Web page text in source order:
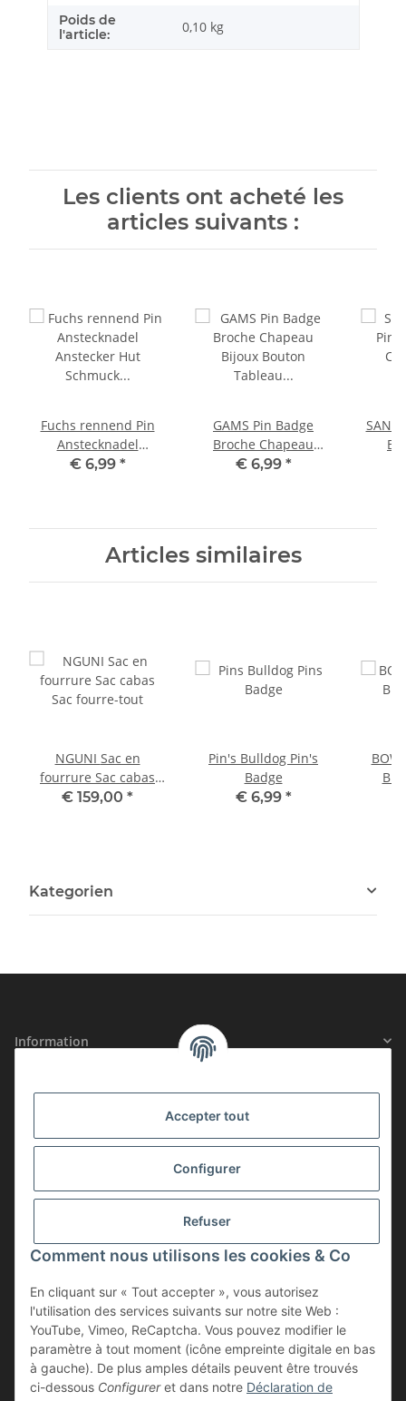
Accepter tout
Configurer
Refuser
Comment nous utilisons les cookies & Co
En cliquant sur « Tout accepter », vous autorisez
l'utilisation des services suivants sur notre site Web :
YouTube, Vimeo, ReCaptcha. Vous pouvez modifier le
paramètre à tout moment (icône empreinte digitale en bas
à gauche). De plus amples détails peuvent être trouvés
ci-dessous Configureret dans notre Déclaration de
Poids de
l'article:
0,10 kg
Les clients ont acheté les
articles suivants :
Fuchs rennend Pin
Anstecknadel
Anstecker Hut
€ 6,99 *
GAMS Pin Badge
Broche Chapeau
Bijoux Bouton Tableau
€ 6,99 *
Articles similaires
NGUNI Sac en
fourrure Sac cabas
Sac fourre-tout
€ 159,00 *
Pin's Bulldog Pin's
Badge
€ 6,99 *
Kategorien
Information
Informations légales
SÉCURITÉ CERTIFIÉE
ADHÉSION
Résilier le contrat